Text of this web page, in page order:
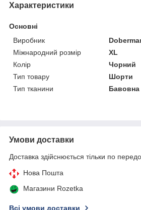
Характеристики
Основні
Виробник
Міжнародний розмір
XL
Колір
Чорний
Тип товару
Шорти
Тип тканини
Бавовна
Умови доставки
Доставка здійснюється тільки по
Нова Пошта
Магазини Rozetka
Всі умови доставки